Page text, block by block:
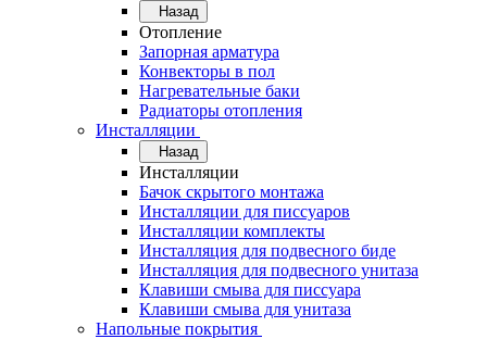
Назад
Отопление
Запорная арматура
Конвекторы в пол
Нагревательные баки
Радиаторы отопления
Инсталляции
Назад
Инсталляции
Бачок скрытого монтажа
Инсталляции для писсуаров
Инсталляции комплекты
Инсталляция для подвесного биде
Инсталляция для подвесного унитаза
Клавиши смыва для писсуара
Клавиши смыва для унитаза
Напольные покрытия